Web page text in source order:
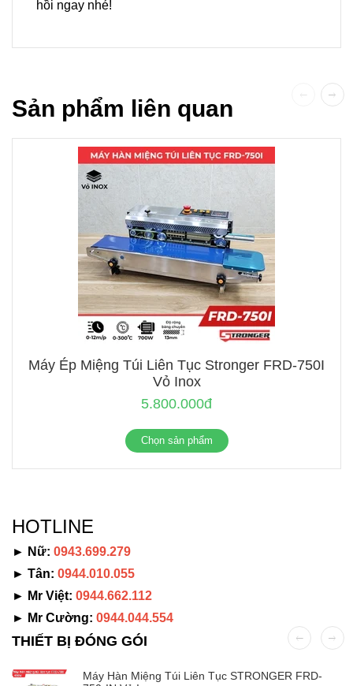
hồi ngay nhé!
Sản phẩm liên quan
Máy Ép Miệng Túi Liên Tục Stronger FRD-750I
Vỏ Inox
5.800.000đ
Chọn sản phẩm
HOTLINE
► Nữ: 0943.699.279
► Tân: 0944.010.055
► Mr Việt: 0944.662.112
► Mr Cường: 0944.044.554
THIẾT BỊ ĐÓNG GÓI
Máy Hàn Miệng Túi Liên Tục STRONGER FRD-